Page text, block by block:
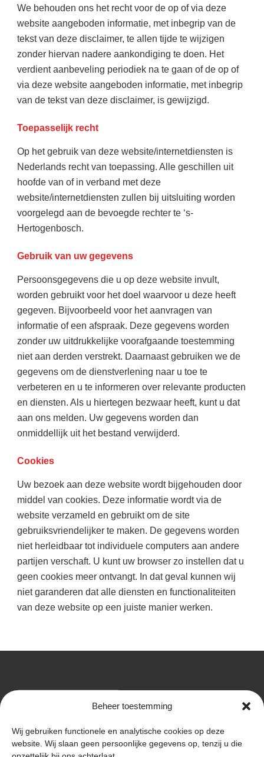
Beheer toestemming
Wij gebruiken functionele en analytische cookies op deze
website. Wij slaan geen persoonlijke gegevens op, tenzij u die
We behouden ons het recht voor de op of via deze
website aangeboden informatie, met inbegrip van de
tekst van deze disclaimer, te allen tijde te wijzigen
zonder hiervan nadere aankondiging te doen. Het
verdient aanbeveling periodiek na te gaan of de op of
via deze website aangeboden informatie, met inbegrip
van de tekst van deze disclaimer, is gewijzigd.
Toepasselijk recht
Op het gebruik van deze website/internetdiensten is
Nederlands recht van toepassing. Alle geschillen uit
hoofde van of in verband met deze
website/internetdiensten zullen bij uitsluiting worden
voorgelegd aan de bevoegde rechter te ‘s-
Hertogenbosch.
Gebruik van uw gegevens
Persoonsgegevens die u op deze website invult,
worden gebruikt voor het doel waarvoor u deze heeft
gegeven. Bijvoorbeeld voor het aanvragen van
informatie of een afspraak. Deze gegevens worden
zonder uw uitdrukkelijke voorafgaande toestemming
niet aan derden verstrekt. Daarnaast gebruiken we de
gegevens om de dienstverlening naar u toe te
verbeteren en u te informeren over relevante producten
en diensten. Als u hiertegen bezwaar heeft, kunt u dat
aan ons melden. Uw gegevens worden dan
onmiddellijk uit het bestand verwijderd.
Cookies
Uw bezoek aan deze website wordt bijgehouden door
middel van cookies. Deze informatie wordt via de
website verzameld en gebruikt om de site
gebruiksvriendelijker te maken. De gegevens worden
niet herleidbaar tot individuele computers aan andere
partijen verschaft. U kunt uw browser zo instellen dat u
geen cookies meer ontvangt. In dat geval kunnen wij
niet garanderen dat alle diensten en functionaliteiten
van deze website op een juiste manier werken.
Kom in contact
Ga naar